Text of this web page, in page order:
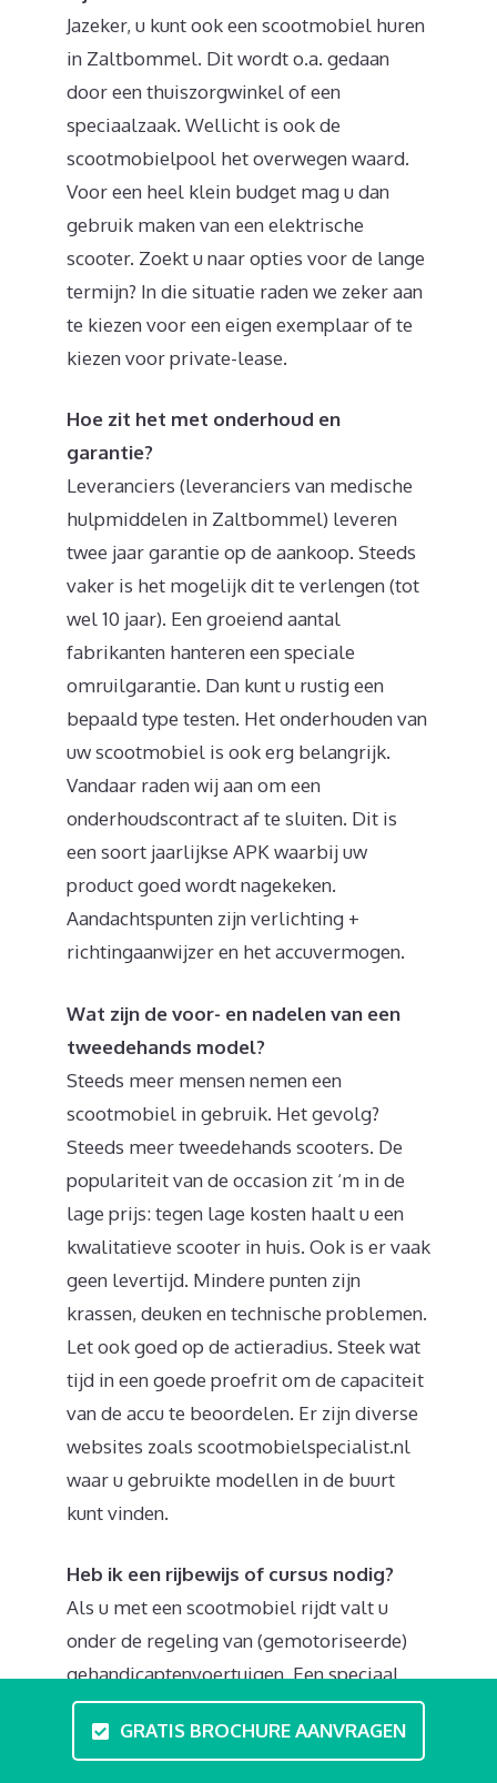
Jazeker, u kunt ook een scootmobiel huren
in Zaltbommel. Dit wordt o.a. gedaan
door een thuiszorgwinkel of een
speciaalzaak. Wellicht is ook de
scootmobielpool het overwegen waard.
Voor een heel klein budget mag u dan
gebruik maken van een elektrische
scooter. Zoekt u naar opties voor de lange
termijn? In die situatie raden we zeker aan
te kiezen voor een eigen exemplaar of te
kiezen voor private-lease.
Hoe zit het met onderhoud en
garantie?
Leveranciers (leveranciers van medische
hulpmiddelen in Zaltbommel) leveren
twee jaar garantie op de aankoop. Steeds
vaker is het mogelijk dit te verlengen (tot
wel 10 jaar). Een groeiend aantal
fabrikanten hanteren een speciale
omruilgarantie. Dan kunt u rustig een
bepaald type testen. Het onderhouden van
uw scootmobiel is ook erg belangrijk.
Vandaar raden wij aan om een
onderhoudscontract af te sluiten. Dit is
een soort jaarlijkse APK waarbij uw
product goed wordt nagekeken.
Aandachtspunten zijn verlichting +
richtingaanwijzer en het accuvermogen.
Wat zijn de voor- en nadelen van een
tweedehands model?
Steeds meer mensen nemen een
scootmobiel in gebruik. Het gevolg?
Steeds meer tweedehands scooters. De
populariteit van de occasion zit ‘m in de
lage prijs: tegen lage kosten haalt u een
kwalitatieve scooter in huis. Ook is er vaak
geen levertijd. Mindere punten zijn
krassen, deuken en technische problemen.
Let ook goed op de actieradius. Steek wat
tijd in een goede proefrit om de capaciteit
van de accu te beoordelen. Er zijn diverse
websites zoals scootmobielspecialist.nl
waar u gebruikte modellen in de buurt
kunt vinden.
Heb ik een rijbewijs of cursus nodig?
Als u met een scootmobiel rijdt valt u
onder de regeling van (gemotoriseerde)
gehandicaptenvoertuigen. Een speciaal
rijbewijs of bromfietscertificaat is
overbodig. We raden wel aan eens een
GRATIS BROCHURE AANVRAGEN